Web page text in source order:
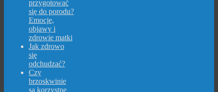
przygotować
się do porodu?
Emocje,
objawy i
zdrowie matki
Jak zdrowo
się
odchudzać?
Czy
brzoskwinie
są korzystne